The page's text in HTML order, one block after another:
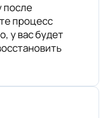
после
процесс
у вас будет